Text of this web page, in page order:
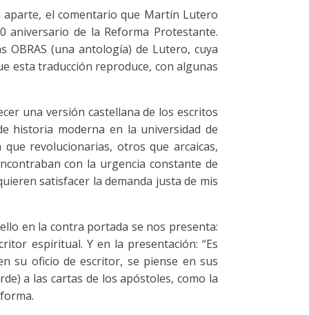
aparte, el comentario que Martín Lutero
aniversario de la Reforma Protestante.
(una antología) de Lutero, cuya
esta traducción reproduce, con algunas
una versión castellana de los escritos
historia moderna en la universidad de
revolucionarias, otros que arcaicas,
con la urgencia constante de
satisfacer la demanda justa de mis
en la contra portada se nos presenta:
espiritual. Y en la presentación: “Es
su oficio de escritor, se piense en sus
a las cartas de los apóstoles, como la